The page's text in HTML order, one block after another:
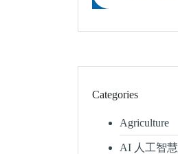
Categories
Agriculture
AI 人工智慧